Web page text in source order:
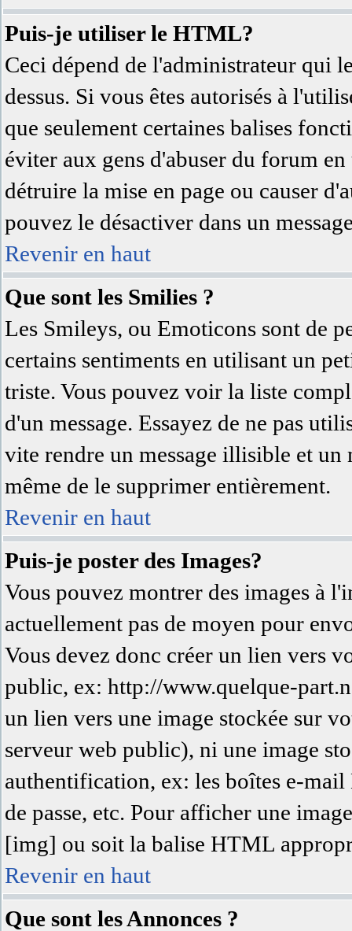
Puis-je utiliser le HTML?
Ceci dépend de l'administrateur qui
dessus. Si vous êtes autorisés à
que seulement certaines balises
éviter aux gens d'abuser du forum
détruire la mise en page ou causer
pouvez le désactiver dans un
Revenir en haut
Que sont les Smilies ?
Les Smileys, ou Emoticons sont de
certains sentiments en utilisant un
triste. Vous pouvez voir la liste
d'un message. Essayez de ne pas
vite rendre un message illisible et
même de le supprimer entièrement.
Revenir en haut
Puis-je poster des Images?
Vous pouvez montrer des images à
actuellement pas de moyen pour
Vous devez donc créer un lien vers
public, ex: http://www.quelque-
un lien vers une image stockée sur
serveur web public), ni une image
authentification, ex: les boîtes e-
de passe, etc. Pour afficher une
[img] ou soit la balise HTML
Revenir en haut
Que sont les Annonces ?